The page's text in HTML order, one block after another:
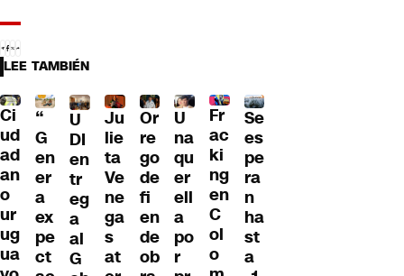
LEE TAMBIÉN
Ci
ud
ad
an
o
ur
ug
ua
“
G
en
er
a
ex
pe
ct
U
DI
en
tr
eg
a
al
G
Ju
lie
ta
Ve
ne
ga
s
at
Or
re
go
de
fi
en
de
ob
U
na
qu
er
ell
a
po
r
Fr
ac
ki
ng
en
C
ol
o
Se
es
pe
ra
n
ha
st
a